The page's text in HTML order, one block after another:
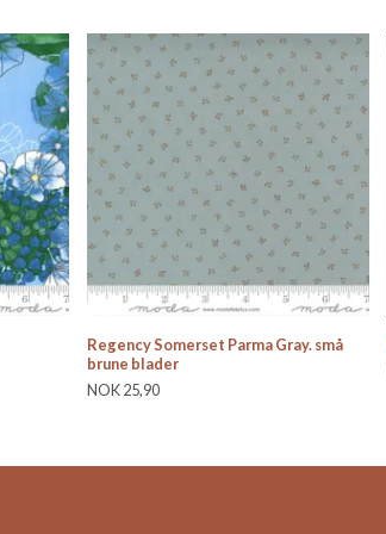
Regency Somerset Parma Gray. små
brune blader
NOK 25,90